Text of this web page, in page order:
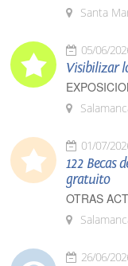
Santa
05/06/
Visibilizar
01/07/
122 Becas
gratuito
OTRAS
26/06/